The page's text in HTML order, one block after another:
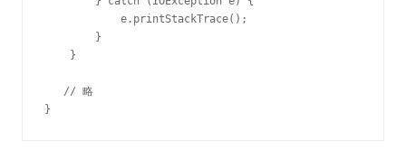
e.printStackTrace();
}
}
   // 略
}